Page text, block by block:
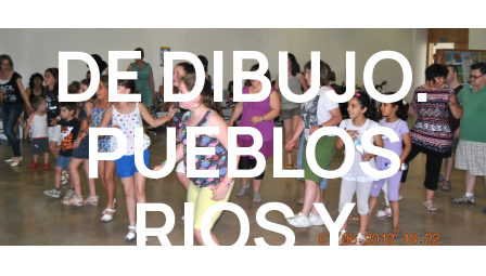
DE DIBUJO.
PUEBLOS
RIOS Y